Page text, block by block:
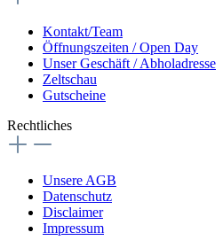
Kontakt/Team
Öffnungszeiten / Open Day
Unser Geschäft / Abholadresse
Zeltschau
Gutscheine
Rechtliches
Unsere AGB
Datenschutz
Disclaimer
Impressum